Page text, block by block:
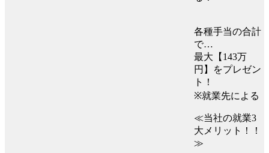
各種手当の合計
で…
最大【143万
円】をプレゼン
ト！
※就業先による
≪当社の就業3
大メリット！！
≫